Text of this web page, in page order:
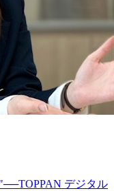
デジタル